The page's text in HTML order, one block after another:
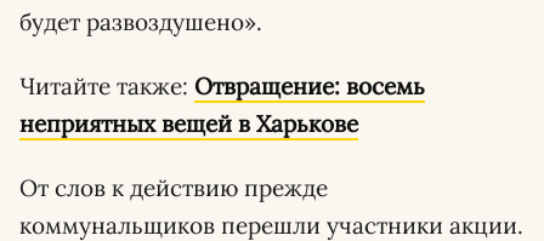
будет развоздушено».
Читайте также: Отвращение: восемь
неприятных вещей в Харькове
От слов к действию прежде
коммунальщиков перешли участники акции.